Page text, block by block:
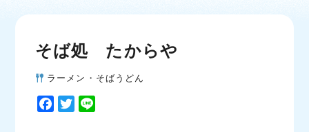
そば処 たからや
ラーメン・そばうどん
F
T